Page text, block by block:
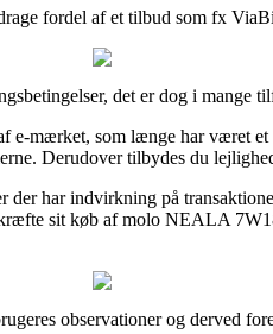
fordel af et tilbud som fx
det er dog i mange
mærket, som længe har været
Derudover tilbydes du
har indvirkning på
sit køb af molo NEALA
observationer og derved